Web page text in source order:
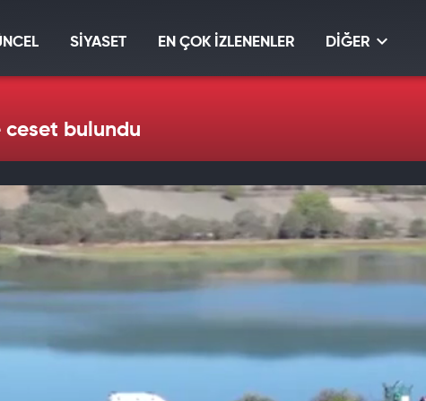
SİYASET EN ÇOK İZLENENLER DİĞER
ceset bulundu